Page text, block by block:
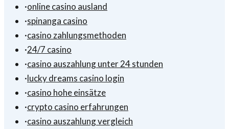
·online casino ausland
·spinanga casino
·casino zahlungsmethoden
·24/7 casino
·casino auszahlung unter 24 stunden
·lucky dreams casino login
·casino hohe einsätze
·crypto casino erfahrungen
·casino auszahlung vergleich